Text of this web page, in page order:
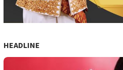
HEADLINE